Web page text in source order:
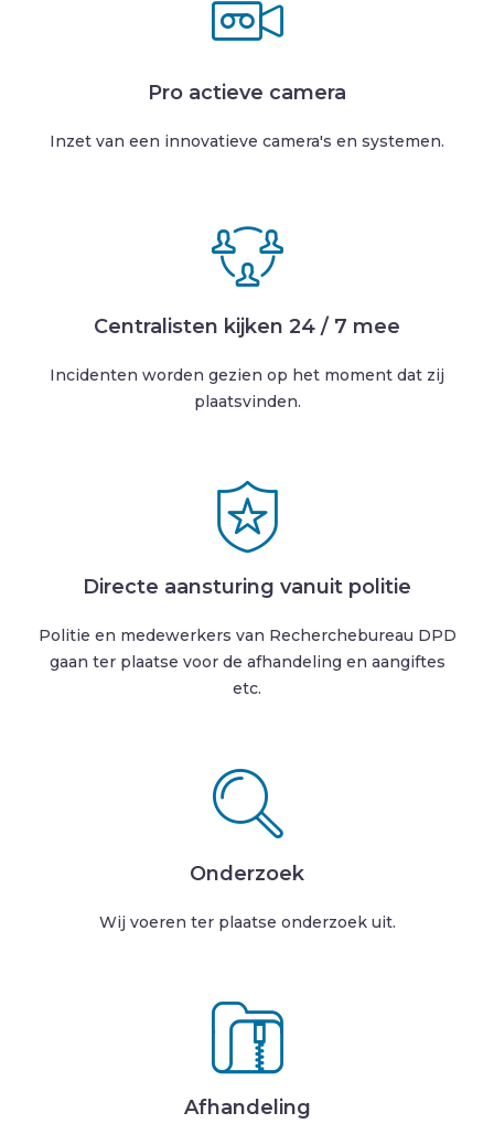
Pro actieve camera
Inzet van een innovatieve camera's en systemen.
Centralisten kijken 24 / 7 mee
Incidenten worden gezien op het moment dat zij
plaatsvinden.
Directe aansturing vanuit politie
Politie en medewerkers van Recherchebureau DPD
gaan ter plaatse voor de afhandeling en aangiftes
etc.
Onderzoek
Wij voeren ter plaatse onderzoek uit.
Afhandeling